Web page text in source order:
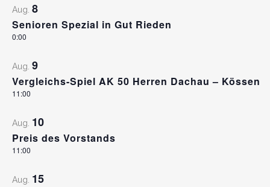
Aug. 8
Senioren Spezial in Gut Rieden
0:00
Aug. 9
Vergleichs-Spiel AK 50 Herren Dachau – Kössen
11:00
Aug. 10
Preis des Vorstands
11:00
Aug. 15